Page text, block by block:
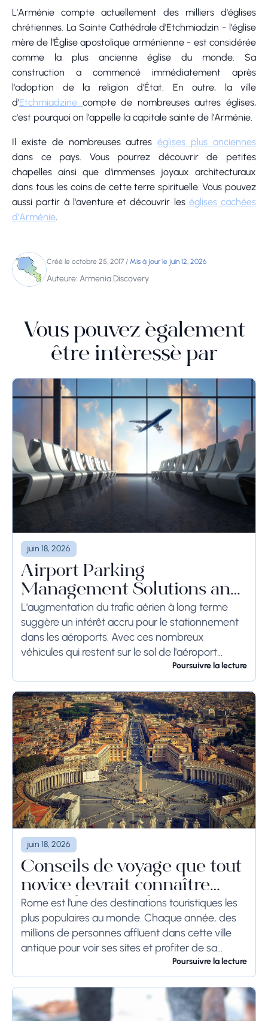
L'Arménie compte actuellement des milliers d'églises
chrétiennes. La Sainte Cathédrale d'Etchmiadzin - l'église
mère de l'Église apostolique arménienne - est considérée
comme la plus ancienne église du monde. Sa
construction a commencé immédiatement après
l'adoption de la religion d'État. En outre, la ville
d'Etchmiadzine compte de nombreuses autres églises,
c'est pourquoi on l'appelle la capitale sainte de l'Arménie.
Il existe de nombreuses autreséglises plus anciennes
dans ce pays. Vous pourrez découvrir de petites
chapelles ainsi que d'immenses joyaux architecturaux
dans tous les coins de cette terre spirituelle. Vous pouvez
aussi partir à l'aventure et découvrir les églises cachées
d'Arménie.
Créé le octobre 25, 2017 / Mis à jour le juin 12, 2026
Auteure: Armenia Discovery
Vous pouvez également
être intéressé par
juin 18, 2026
Airport Parking
Management Solutions and
Systems
L'augmentation du trafic aérien à long terme
suggère un intérêt accru pour le stationnement
dans les aéroports. Avec ces nombreux
véhicules qui restent sur le sol de l'aéroport
pendant une longue période, voire des
semaines, les...
Poursuivre la lecture
juin 18, 2026
Conseils de voyage que tout
novice devrait connaître
avant de se rendre à Rome
Rome est l'une des destinations touristiques les
plus populaires au monde. Chaque année, des
millions de personnes affluent dans cette ville
antique pour voir ses sites et profiter de sa
culture. Si vous prévoyez de visiter...Poursuivre la lecture